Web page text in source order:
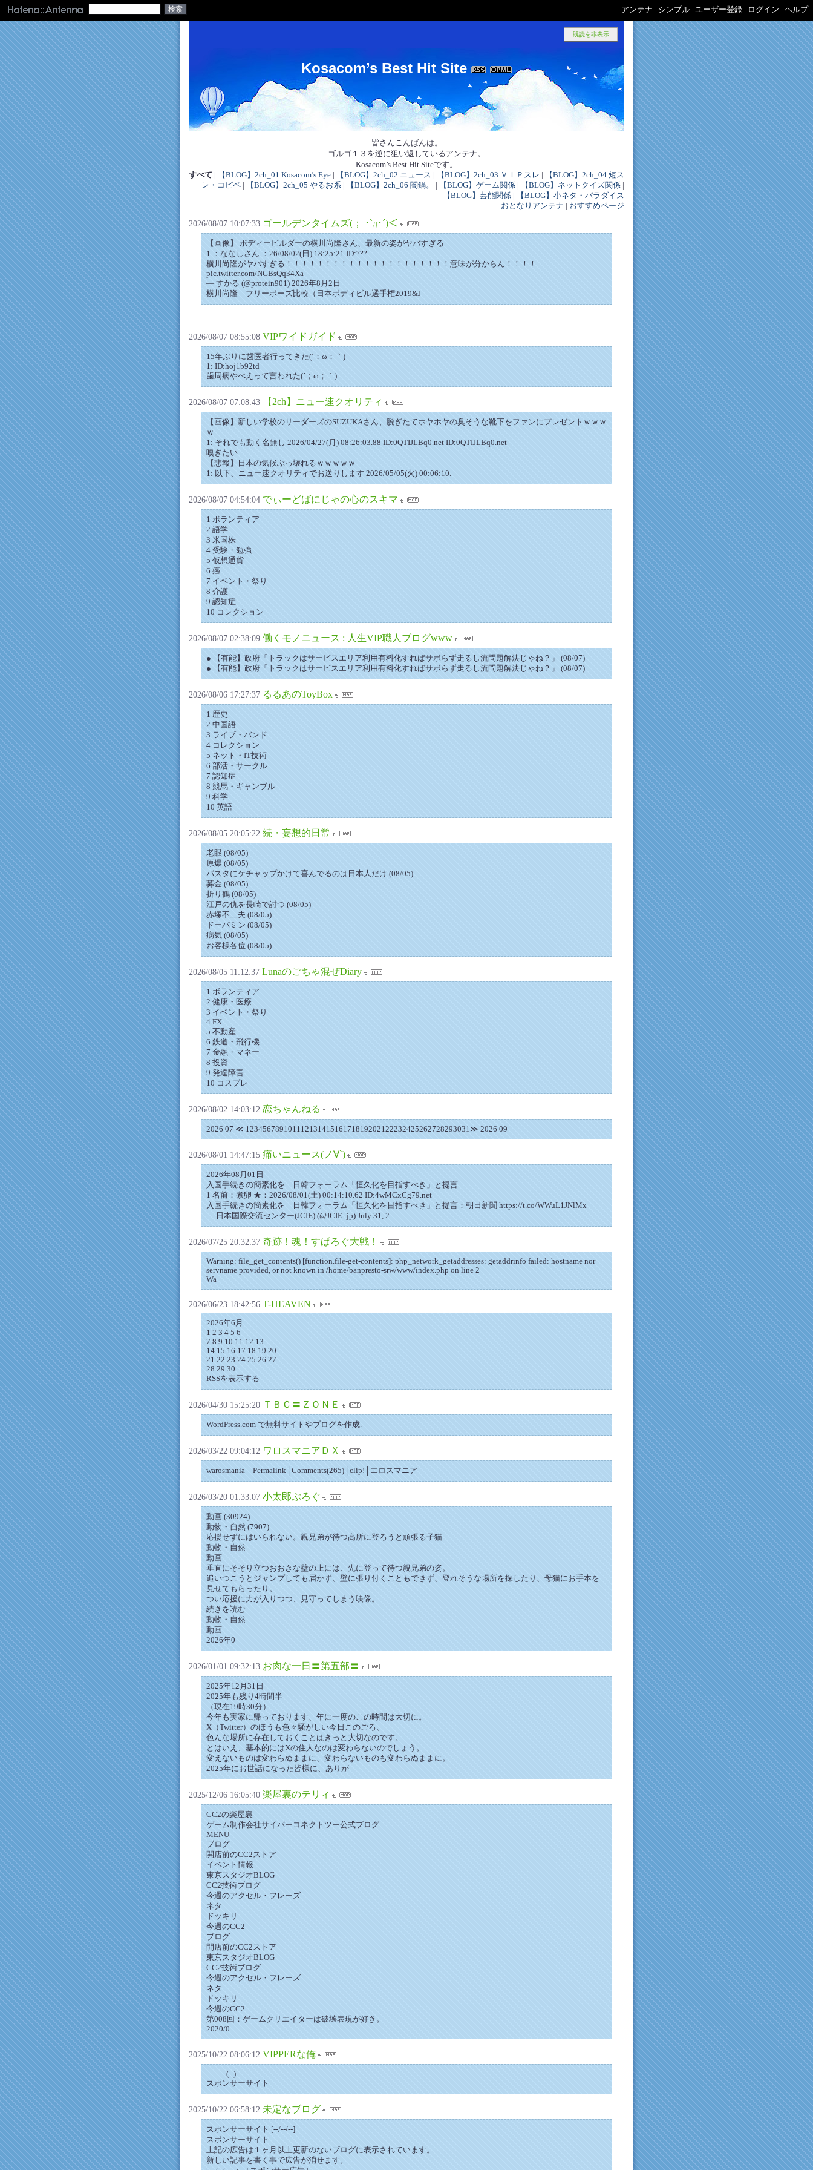
アンテナ シンプル ユーザー登録 ログイン ヘルプ
既読を非表示
Kosacom’s Best Hit Site
皆さんこんばんは。
ゴルゴ１３を逆に狙い返しているアンテナ。
Kosacom’s Best Hit Siteです。
すべて | 【BLOG】2ch_01 Kosacom’s Eye | 【BLOG】2ch_02 ニュース | 【BLOG】2ch_03 ＶＩＰスレ |
【BLOG】2ch_04 短ス
レ・コピペ | 【BLOG】2ch_05 やるお系 | 【BLOG】2ch_06 闇鍋。 | 【BLOG】ゲーム関係 | 【BLOG】ネットクイズ関係 |
【BLOG】芸能関係 |
【BLOG】小ネタ・パラダイス
おとなりアンテナ | おすすめページ
2026/08/07 10:07:33 ゴールデンタイムズ(； ･`д･´)＜
【画像】 ボディービルダーの横川尚隆さん、最新の姿がヤバすぎる
1 ：ななしさん ：26/08/02(日) 18:25:21 ID:???
横川尚隆がヤバすぎる！！！！！！！！！！！！！！！！！！！！！意味が分からん！！！！
pic.twitter.com/NGBsQq34Xa
— すかる (@protein901) 2026年8月2日
横川尚隆 フリーポーズ比較（日本ボディビル選手権2019&J
2026/08/07 08:55:08 VIPワイドガイド
15年ぶりに歯医者行ってきた(´；ω；｀)
1: ID:hoj1b92td
歯周病やべえって言われた(´；ω；｀)
2026/08/07 07:08:43 【2ch】ニュー速クオリティ
【画像】新しい学校のリーダーズのSUZUKAさん、脱ぎたてホヤホヤの臭そうな靴下をファンにプレゼントｗｗｗ
ｗ
1: それでも動く名無し 2026/04/27(月) 08:26:03.88 ID:0QTIJLBq0.net ID:0QTIJLBq0.net
嗅ぎたい…
【悲報】日本の気候ぶっ壊れるｗｗｗｗｗ
1: 以下、ニュー速クオリティでお送りします 2026/05/05(火) 00:06:10.
2026/08/07 04:54:04 でぃーどばにじゃの心のスキマ
1 ボランティア
2 語学
3 米国株
4 受験・勉強
5 仮想通貨
6 癌
7 イベント・祭り
8 介護
9 認知症
10 コレクション
2026/08/07 02:38:09 働くモノニュース : 人生VIP職人ブログwww
● 【有能】政府「トラックはサービスエリア利用有料化すればサボらず走るし流問題解決じゃね？」 (08/07)
● 【有能】政府「トラックはサービスエリア利用有料化すればサボらず走るし流問題解決じゃね？」 (08/07)
2026/08/06 17:27:37 るるあのToyBox
1 歴史
2 中国語
3 ライブ・バンド
4 コレクション
5 ネット・IT技術
6 部活・サークル
7 認知症
8 競馬・ギャンブル
9 科学
10 英語
2026/08/05 20:05:22 続・妄想的日常
老眼 (08/05)
原爆 (08/05)
パスタにケチャップかけて喜んでるのは日本人だけ (08/05)
募金 (08/05)
折り鶴 (08/05)
江戸の仇を長崎で討つ (08/05)
赤塚不二夫 (08/05)
ドーパミン (08/05)
病気 (08/05)
お客様各位 (08/05)
2026/08/05 11:12:37 Lunaのごちゃ混ぜDiary
1 ボランティア
2 健康・医療
3 イベント・祭り
4 FX
5 不動産
6 鉄道・飛行機
7 金融・マネー
8 投資
9 発達障害
10 コスプレ
2026/08/02 14:03:12 恋ちゃんねる
2026 07 ≪ 12345678910111213141516171819202122232425262728293031≫ 2026 09
2026/08/01 14:47:15 痛いニュース(ノ∀`)
2026年08月01日
入国手続きの簡素化を 日韓フォーラム「恒久化を目指すべき」と提言
1 名前：煮卵 ★：2026/08/01(土) 00:14:10.62 ID:4wMCxCg79.net
入国手続きの簡素化を 日韓フォーラム「恒久化を目指すべき」と提言：朝日新聞 https://t.co/WWuL1JNlMx
— 日本国際交流センター(JCIE) (@JCIE_jp) July 31, 2
2026/07/25 20:32:37 奇跡！魂！すぱろぐ大戦！
Warning: file_get_contents() [function.file-get-contents]: php_network_getaddresses: getaddrinfo failed: hostname nor
servname provided, or not known in /home/banpresto-srw/www/index.php on line 2
Wa
2026/06/23 18:42:56 T-HEAVEN
2026年6月
1 2 3 4 5 6
7 8 9 10 11 12 13
14 15 16 17 18 19 20
21 22 23 24 25 26 27
28 29 30
RSSを表示する
2026/04/30 15:25:20 ＴＢＣ〓ＺＯＮＥ
WordPress.com で無料サイトやブログを作成.
2026/03/22 09:04:12 ワロスマニアＤＸ
warosmania｜Permalink│Comments(265)│clip!│エロスマニア
2026/03/20 01:33:07 小太郎ぶろぐ
動画 (30924)
動物・自然 (7907)
応援せずにはいられない。親兄弟が待つ高所に登ろうと頑張る子猫
動物・自然
動画
垂直にそそり立つおおきな壁の上には、先に登って待つ親兄弟の姿。
追いつこうとジャンプしても届かず、壁に張り付くこともできず、登れそうな場所を探したり、母猫にお手本を
見せてもらったり。
つい応援に力が入りつつ、見守ってしまう映像。
続きを読む
動物・自然
動画
2026年0
2026/01/01 09:32:13 お肉な一日〓第五部〓
2025年12月31日
2025年も残り4時間半
（現在19時30分）
今年も実家に帰っております、年に一度のこの時間は大切に。
X（Twitter）のほうも色々騒がしい今日このごろ、
色んな場所に存在しておくことはきっと大切なのです。
とはいえ、基本的にはXの住人なのは変わらないのでしょう。
変えないものは変わらぬままに、変わらないものも変わらぬままに。
2025年にお世話になった皆様に、ありが
2025/12/06 16:05:40 楽屋裏のテリィ
CC2の楽屋裏
ゲーム制作会社サイバーコネクトツー公式ブログ
MENU
ブログ
開店前のCC2ストア
イベント情報
東京スタジオBLOG
CC2技術ブログ
今週のアクセル・フレーズ
ネタ
ドッキリ
今週のCC2
ブログ
開店前のCC2ストア
東京スタジオBLOG
CC2技術ブログ
今週のアクセル・フレーズ
ネタ
ドッキリ
今週のCC2
第008回：ゲームクリエイターは破壊表現が好き。
2020/0
2025/10/22 08:06:12 VIPPERな俺
--.--.-- (--)
スポンサーサイト
2025/10/22 06:58:12 未定なブログ
スポンサーサイト [--/--/--]
スポンサーサイト
上記の広告は１ヶ月以上更新のないブログに表示されています。
新しい記事を書く事で広告が消せます。